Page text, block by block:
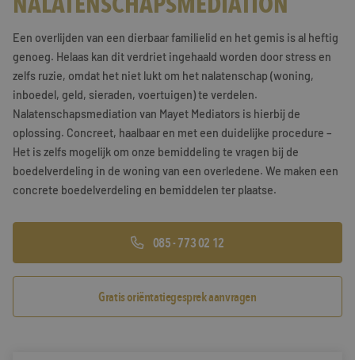
Blogs
Documenten
Gratis folder
Contact
Een overlijden van een dierbaar familielid en het gemis is al heftig
genoeg. Helaas kan dit verdriet ingehaald worden door stress en
zelfs ruzie, omdat het niet lukt om het nalatenschap (woning,
inboedel, geld, sieraden, voertuigen) te verdelen.
Nalatenschapsmediation van Mayet Mediators is hierbij de
oplossing. Concreet, haalbaar en met een duidelijke procedure –
Het is zelfs mogelijk om onze bemiddeling te vragen bij de
boedelverdeling in de woning van een overledene. We maken een
concrete boedelverdeling en bemiddelen ter plaatse.
085 - 773 02 12
Gratis oriëntatiegesprek aanvragen